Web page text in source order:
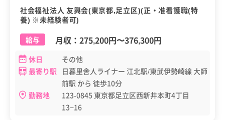
社会福祉法人 友興会(東京都,足立区)(正・准看護職(特
養) ※未経験者可)
給与
月収： 275,200円〜376,300円
休日
その他
最寄り駅
日暮里舎人ライナー 江北駅/東武伊勢崎線 大師
前駅 から 徒歩10分
勤務地
123-0845 東京都足立区西新井本町4丁目
13−16